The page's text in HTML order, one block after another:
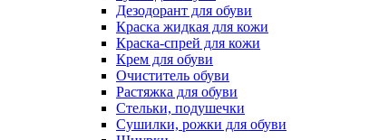
Дезодорант для обуви
Краска жидкая для кожи
Краска-спрей для кожи
Крем для обуви
Очиститель обуви
Растяжка для обуви
Стельки, подушечки
Сушилки, рожки для обуви